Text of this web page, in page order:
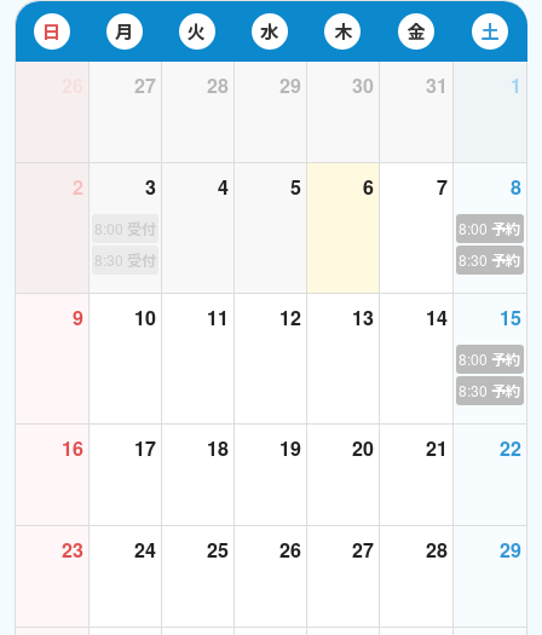
大学受験レベルの英語は知識としてあるものの、全く話せませ
んでした。
しかしこの６ヶ月間で徹底的に学習する事で海外移住・勤務、
=== 語学学校で勤務経験 ===
◼︎ セブ島で全校生徒300名程度（内日本人40%）
◼︎ 英語で会議、メール作成、HPやパンフレット翻訳作業 等
全200名以上のフィリピン人講師と数十名のネイティブ講師の授
一方で、何百人もの英語学習者の相談に乗ってきています。
よくある悩みやモチベーション管理、効果的な勉強法などを
自身の経験と何百もの生徒の経験からあなたの力になれます。
=== オンライン英会話の元生徒 ===
本・・・の講師たちの授業
皆様と同様に、数年前に元生徒として数多くの授業スタイル
日 月 火 水 木 金 土
27 28 29 30 31 1
2 3
8:00 受付終了
8:30 受付終了
4 5 6 7 8
8:00 予約あ
8:30 予約あ
9 10 11 12 13 14 15
8:00 予約あ
8:30 予約あ
16 17 18 19 20 21 22
23 24 25 26 27 28 29